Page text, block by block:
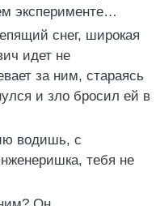
эксперименте…
снег, широкая
идет не
за ним, стараясь
и зло бросил ей в
водишь, с
тебя не